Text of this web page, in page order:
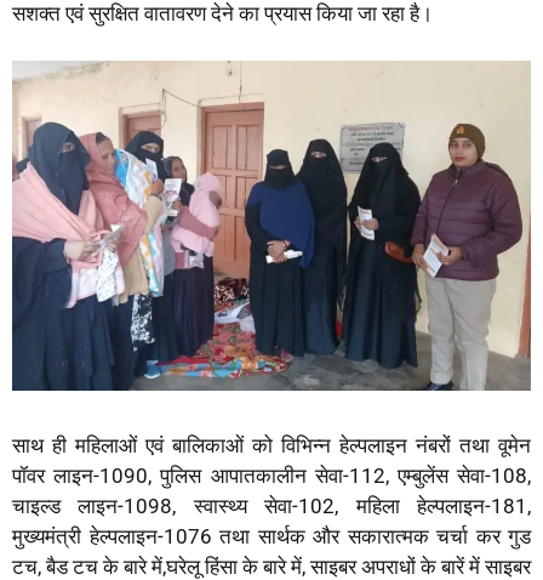
सशक्त एवं सुरक्षित वातावरण देने का प्रयास किया जा रहा है।
साथ ही महिलाओं एवं बालिकाओं को विभिन्न हेल्पलाइन नंबरों तथा वूमेन
पॉवर लाइन-1090, पुलिस आपातकालीन सेवा-112, एम्बुलेंस सेवा-108,
चाइल्ड लाइन-1098, स्वास्थ्य सेवा-102, महिला हेल्पलाइन-181,
मुख्यमंत्री हेल्पलाइन-1076 तथा सार्थक और सकारात्मक चर्चा कर गुड
टच, बैड टच के बारे में,घरेलू हिंसा के बारे में, साइबर अपराधों के बारें में साइबर